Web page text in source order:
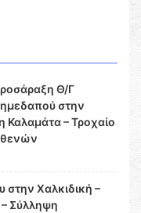
Θ/Γ
στην
– Τροχαίο
στην Χαλκιδική –
Σύλληψη